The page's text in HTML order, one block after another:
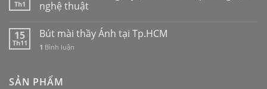
Th1
nghệ thuật
15
Th11
Bút mài thầy Ánh tại Tp.HCM
1 Bình luận
SẢN PHẨM